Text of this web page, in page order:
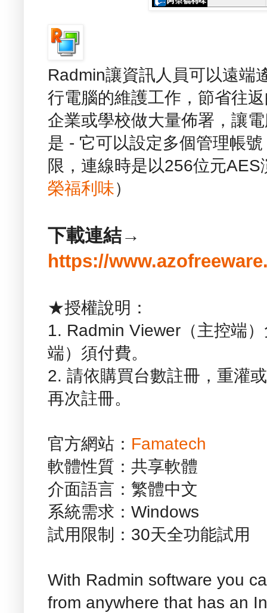
Radmin讓資訊人員可以遠端
行電腦的維護工作，節省往
企業或學校做大量佈署，讓
是 - 它可以設定多個管理帳
限，連線時是以256位元
榮福利味）
下載連結→
https://
★授權說明：
1. Radmin Viewer（主控端
端）須付費。
2. 請依購買台數註冊，重灌
再次註冊。
官方網站： Famatech
軟體性質：共享軟體
介面語言：繁體中文
系統需求：Windows
試用限制：30天全功能試用
With Radmin software you
from anywhere that has an